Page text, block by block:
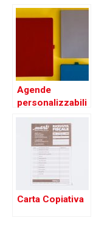
Agende
personalizzabili
Carta Copiativa